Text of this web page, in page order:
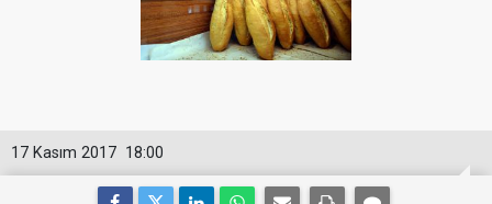
18:00
17 Kasım 2017